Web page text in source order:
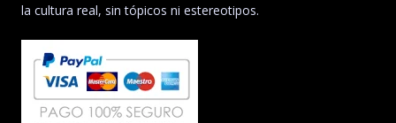
la cultura real, sin tópicos ni estereotipos.